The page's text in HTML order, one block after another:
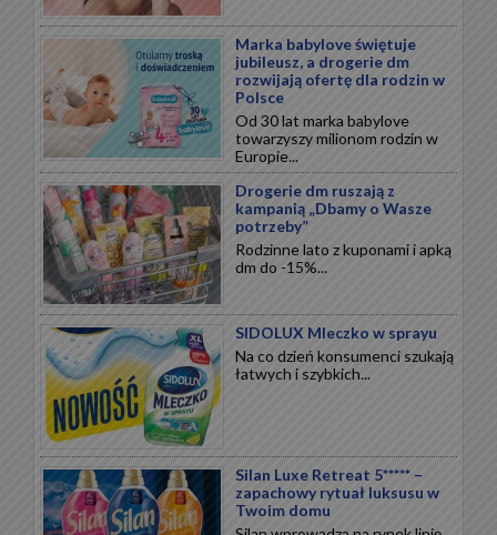
Marka babylove świętuje
jubileusz, a drogerie dm
rozwijają ofertę dla rodzin w
Polsce
Od 30 lat marka babylove
towarzyszy milionom rodzin w
Europie...
Drogerie dm ruszają z
kampanią „Dbamy o Wasze
potrzeby”
Rodzinne lato z kuponami i apką
dm do -15%...
SIDOLUX Mleczko w sprayu
Na co dzień konsumenci szukają
łatwych i szybkich...
Silan Luxe Retreat 5***** –
zapachowy rytuał luksusu w
Twoim domu